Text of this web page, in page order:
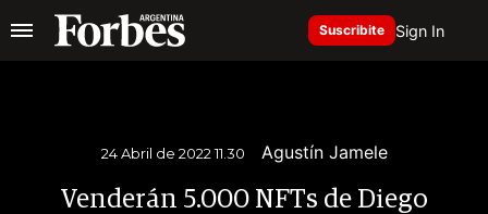
Suscribite Sign In
24 Abril de 2022 11.30 Agustín Jamele
Venderán 5.000 NFTs de Diego